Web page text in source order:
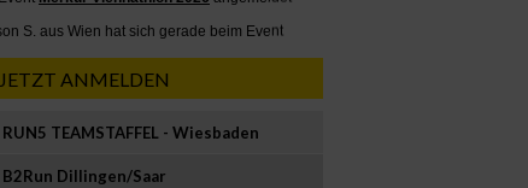
JETZT ANMELDEN
RUN5 TEAMSTAFFEL - Wiesbaden
B2Run Dillingen/Saar